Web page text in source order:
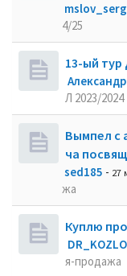
mslov_serg
4/25
13-ый
Л 2023/2024
Вымпел с
ча
sed185 - 27
жа
Куплю
я-продажа